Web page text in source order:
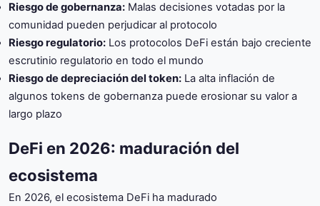
Riesgo de gobernanza: Malas decisiones votadas por la
comunidad pueden perjudicar al protocolo
Riesgo regulatorio: Los protocolos DeFi están bajo creciente
escrutinio regulatorio en todo el mundo
Riesgo de depreciación del token: La alta inflación de
algunos tokens de gobernanza puede erosionar su valor a
largo plazo
DeFi en 2026: maduración del
ecosistema
En 2026, el ecosistema DeFi ha madurado